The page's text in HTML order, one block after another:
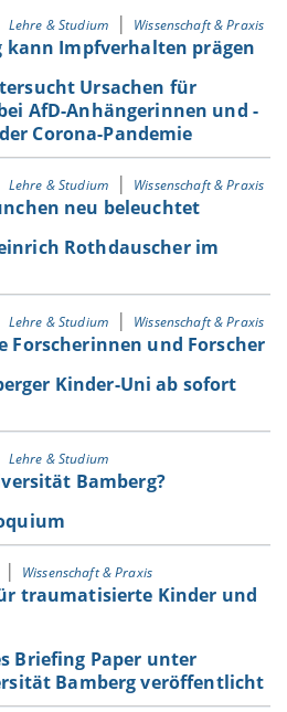
Lehre & Studium Wissenschaft & Praxis
kann Impfverhalten prägen
Ursachen für
AfD-Anhängerinnen und -
Corona-Pandemie
Lehre & Studium Wissenschaft & Praxis
neu beleuchtet
Rothdauscher im
Lehre & Studium Wissenschaft & Praxis
Forscherinnen und Forscher
Kinder-Uni ab sofort
Lehre & Studium
Bamberg?
Wissenschaft & Praxis
traumatisierte Kinder und
Briefing Paper unter
Bamberg veröffentlicht